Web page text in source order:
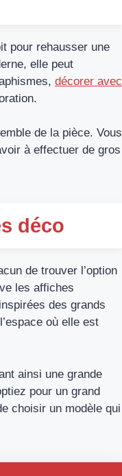
pour rehausser une
elle peut
décorer avec
de la pièce. Vous
à effectuer de gros
déco
de trouver l’option
les affiches
des grands
où elle est
ainsi une grande
pour un grand
choisir un modèle qui